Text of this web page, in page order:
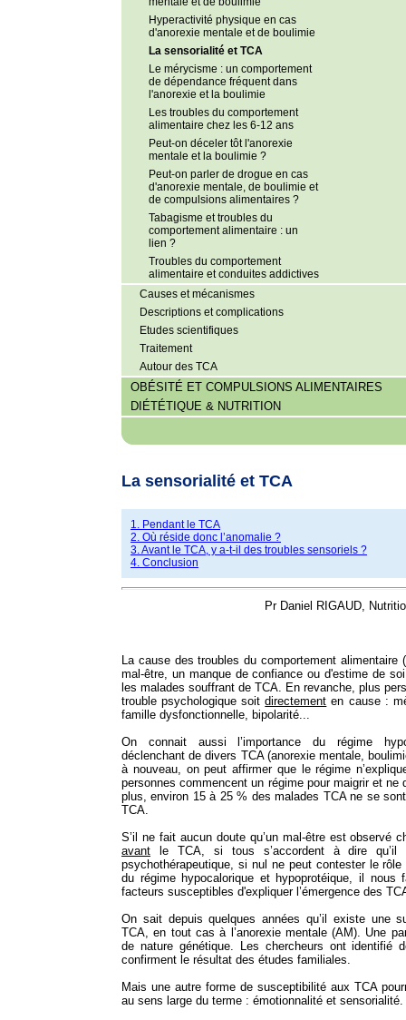
Hyperactivité physique en cas
d'anorexie mentale et de boulimie
La sensorialité et TCA
Le mérycisme : un comportement
de dépendance fréquent dans
l'anorexie et la boulimie
Les troubles du comportement
alimentaire chez les 6-12 ans
Peut-on déceler tôt l'anorexie
mentale et la boulimie ?
Peut-on parler de drogue en cas
d'anorexie mentale, de boulimie et
de compulsions alimentaires ?
Tabagisme et troubles du
comportement alimentaire : un
lien ?
Troubles du comportement
alimentaire et conduites addictives
Causes et mécanismes
Descriptions et complications
Etudes scientifiques
Traitement
Autour des TCA
OBÉSITÉ ET COMPULSIONS ALIMENTAIRES
DIÉTÉTIQUE & NUTRITION
La sensorialité et TCA
1. Pendant le TCA
2. Où réside donc l’anomalie ?
3. Avant le TCA, y a-t-il des troubles sensoriels ?
4. Conclusion
Pr Daniel RIGAUD,
La cause des troubles du comportement alimentaire
mal-être, un manque de confiance ou d'estime de
les malades souffrant de TCA. En revanche, plus
trouble psychologique soitdirectement en cause :
famille dysfonctionnelle, bipolarité...
On connait aussi l’importance du régime
déclenchant de divers TCA (anorexie mentale,
à nouveau, on peut affirmer que le régime
personnes commencent un régime pour maigrir et ne
plus, environ 15 à 25 % des malades TCA ne se
TCA.
S’il ne fait aucun doute qu’un mal-être est observé
avant le TCA, si tous s’accordent à dire qu’il
psychothérapeutique, si nul ne peut contester le
du régime hypocalorique et hypoprotéique, il nous
facteurs susceptibles d'expliquer l’émergence des
On sait depuis quelques années qu’il existe une
TCA, en tout cas à l’anorexie mentale (AM). Une
de nature génétique. Les chercheurs ont identifié
confirment le résultat des études familiales.
Mais une autre forme de susceptibilité aux TCA
au sens large du terme : émotionnalité et sensorialité.